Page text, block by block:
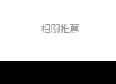
相關推薦